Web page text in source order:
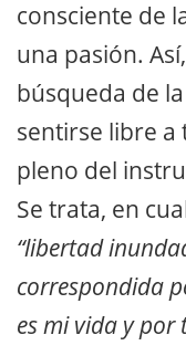
consciente de
una pasión.
búsqueda de
sentirse libre a
pleno del
Se trata, en
“libertad
correspondida
es mi vida y por